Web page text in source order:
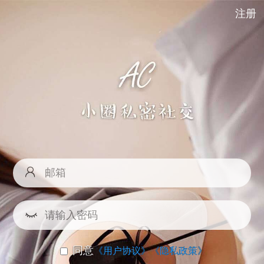
注册
同意《用户协议》《隐私政策》